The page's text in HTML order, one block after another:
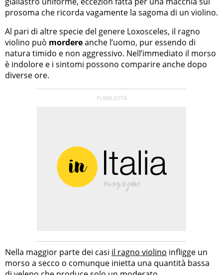
prosoma che ricorda vagamente la sagoma di un violino.
Al pari di altre specie del genere Loxosceles, il ragno
violino può mordereanche l’uomo, pur essendo di
natura timido e non aggressivo. Nell’immediato il morso
è indolore e i sintomi possono comparire anche dopo
diverse ore.
Nella maggior parte dei casi il ragno violino infligge un
morso a secco o comunque inietta una quantità bassa